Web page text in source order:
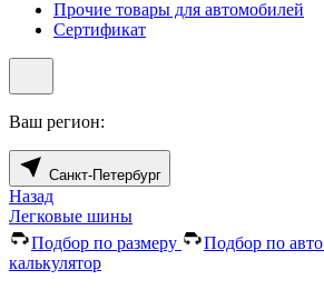
Прочие товары для автомобилей
Сертификат
Ваш регион:
Санкт-Петербург
Назад
Легковые шины
Подбор по размеру
Подбор по авто
калькулятор